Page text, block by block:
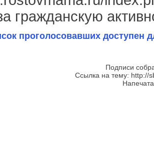
гражданскую
проголосовавших доступен
Подписи
Ссылка на тему: http://